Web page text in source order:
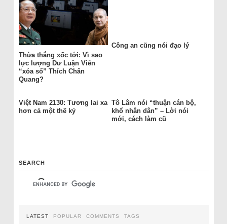
Thừa thắng xốc tới: Vì sao
lực lượng Dư Luận Viên
“xóa sổ” Thích Chân
Quang?
Công an cũng nói đạo lý
Việt Nam 2130: Tương lai xa
hơn cả một thế kỷ
Tô Lâm nói “thuận cán bộ,
khổ nhân dân” – Lời nói
mới, cách làm cũ
SEARCH
LATEST POPULAR COMMENTS TAGS